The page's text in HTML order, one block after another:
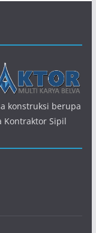
konstruksi berupa
Kontraktor Sipil